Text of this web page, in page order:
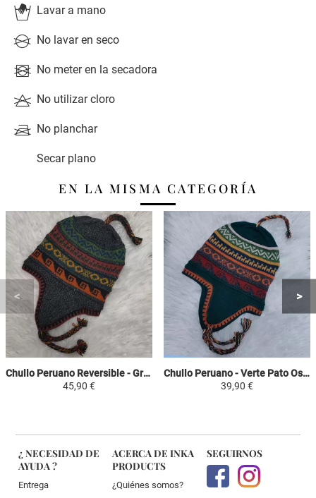
Lavar a mano
No lavar en seco
No meter en la secadora
No utilizar cloro
No planchar
Secar plano
EN LA MISMA CATEGORÍA
Chullo Peruano Reversible - Gris Oscuro / Color Vino - Tejido A Mano en Lana de Alpaca con Motivos Étnicos
45,90 €
Chullo Peruano - Verte Pato Oscuro / Colorido - Tejido A Mano en Lana de Alpaca con Motivos Étnicos
39,90 €
¿ NECESIDAD DE
AYUDA ?
Entrega
ACERCA DE INKA
PRODUCTS
¿Quiénes somos?
SEGUIRNOS